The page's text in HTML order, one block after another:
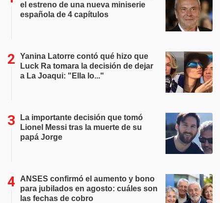
el estreno de una nueva miniserie
española de 4 capítulos
Yanina Latorre contó qué hizo que
Luck Ra tomara la decisión de dejar
a La Joaqui: "Ella lo..."
La importante decisión que tomó
Lionel Messi tras la muerte de su
papá Jorge
ANSES confirmó el aumento y bono
para jubilados en agosto: cuáles son
las fechas de cobro